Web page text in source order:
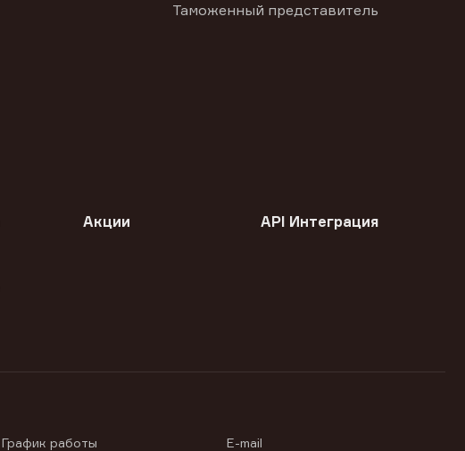
Таможенный представитель
Акции API Интеграция
График работы E-mail